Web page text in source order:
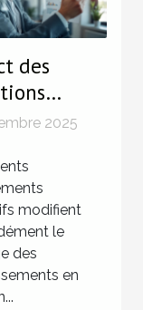
des
sur
2025
modifient
le
des
en